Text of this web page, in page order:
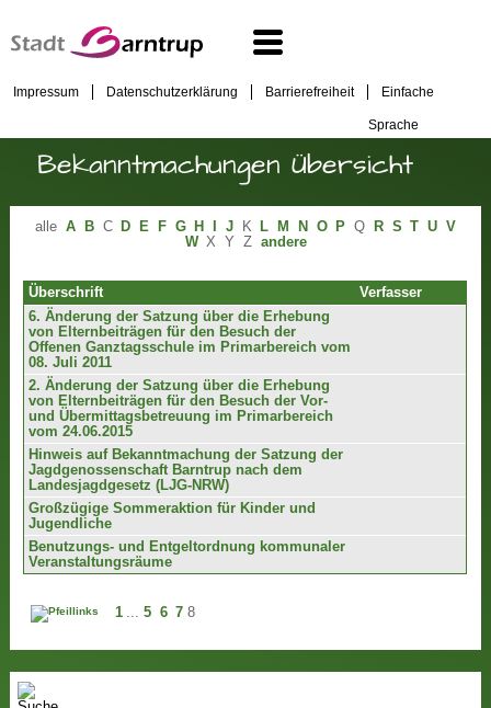
Impressum Datenschutzerklärung Barrierefreiheit Einfache
Sprache
Bekanntmachungen Übersicht
alle A B C D E F G H J K L M N O P Q R S T U V
W X Y Z andere
Überschrift
Verfasser
6. Änderung der Satzung über die Erhebung
von Elternbeiträgen für den Besuch der
Offenen Ganztagsschule im Primarbereich vom
08. Juli 2011
2. Änderung der Satzung über die Erhebung
von Elternbeiträgen für den Besuch der Vor-
und Übermittagsbetreuung im Primarbereich
vom 24.06.2015
Hinweis auf Bekanntmachung der Satzung der
Jagdgenossenschaft Barntrup nach dem
Landesjagdgesetz (LJG-NRW)
Großzügige Sommeraktion für Kinder und
Jugendliche
Benutzungs- und Entgeltordnung kommunaler
Veranstaltungsräume
1 ... 5 6 7 8